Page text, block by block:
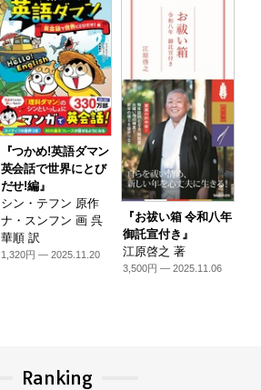
『つかめ!英語ダマン
英会話で世界にとび
だせ!編』
シン・テフン 原作
ナ・スンフン 画 呉
華順 訳
1,320円 — 2025.11.20
『お祓い箱 令和八年
御託宣付き』
江原啓之 著
3,500円 — 2025.11.06
Ranking